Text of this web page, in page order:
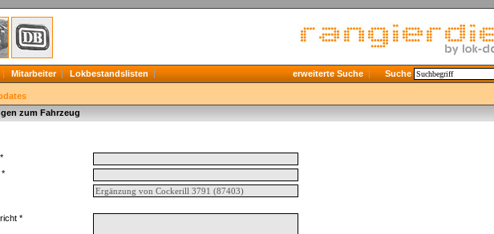
Mitarbeiter Lokbestandslisten erweiterte Suche Suche
zum Fahrzeug
*
*